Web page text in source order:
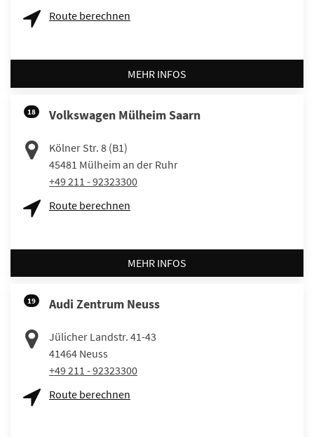
Route berechnen
MEHR INFOS
18 Volkswagen Mülheim Saarn
Kölner Str. 8 (B1)
45481 Mülheim an der Ruhr
+49 211 - 92323300
Route berechnen
MEHR INFOS
19 Audi Zentrum Neuss
Jülicher Landstr. 41-43
41464 Neuss
+49 211 - 92323300
Route berechnen